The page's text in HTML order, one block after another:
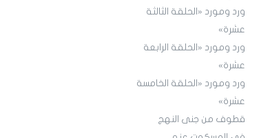
ورد ومورد «الحلقة الثالثة
عشرة»
ورد ومورد «الحلقة الرابعة
عشرة»
ورد ومورد «الحلقة الخامسة
عشرة»
قطوف من جنى النهج